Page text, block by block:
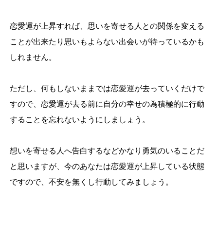
恋愛運が上昇すれば、思いを寄せる人との関係を変える
ことが出来たり思いもよらない出会いが待っているかも
しれません。
ただし、何もしないままでは恋愛運が去っていくだけで
すので、恋愛運が去る前に自分の幸せの為積極的に行動
することを忘れないようにしましょう。
想いを寄せる人へ告白するなどかなり勇気のいることだ
と思いますが、今のあなたは恋愛運が上昇している状態
ですので、不安を無くし行動してみましょう。